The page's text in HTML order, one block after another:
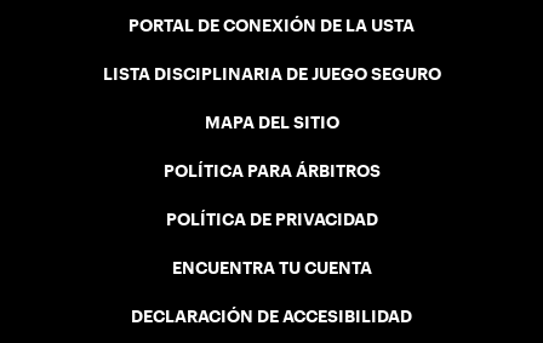
PORTAL DE CONEXIÓN DE LA USTA
LISTA DISCIPLINARIA DE JUEGO SEGURO
MAPA DEL SITIO
POLÍTICA PARA ÁRBITROS
POLÍTICA DE PRIVACIDAD
ENCUENTRA TU CUENTA
DECLARACIÓN DE ACCESIBILIDAD